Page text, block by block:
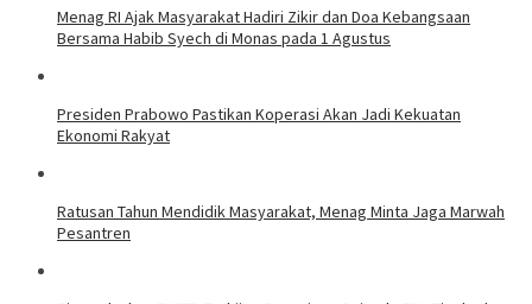
Menag RI Ajak Masyarakat Hadiri Zikir dan Doa Kebangsaan
Bersama Habib Syech di Monas pada 1 Agustus
Presiden Prabowo Pastikan Koperasi Akan Jadi Kekuatan
Ekonomi Rakyat
Ratusan Tahun Mendidik Masyarakat, Menag Minta Jaga Marwah
Pesantren